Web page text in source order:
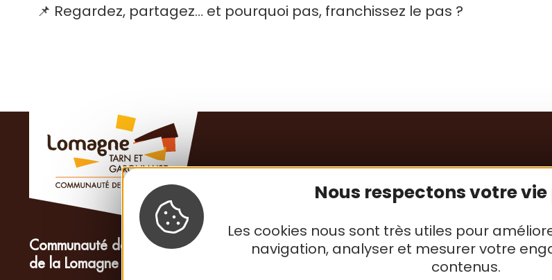
Nous respectons votre vie
Les cookies nous sont très utiles pour
navigation, analyser et mesurer votre
contenus.
📌 Regardez, partagez… et pourquoi pas, franchissez le pas ?
Communauté de Communes
de la Lomagne Tarn-et-Garonnaise